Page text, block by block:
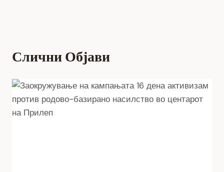
Слични Објави